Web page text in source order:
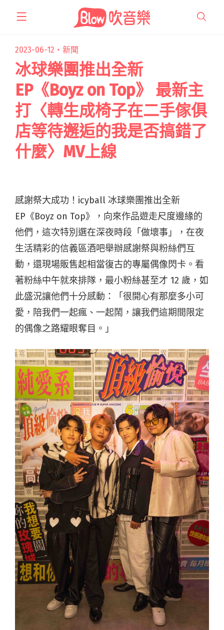
2023-06-12・ 新聞
冰球樂團推出全新
EP《Boyz on Top》 最新主
打〈轉生成椅子在二手傢俱
店等待邂逅的我是否搞錯了
什麼〉MV上線
感謝祭大成功！icyball 冰球樂團推出全新
EP《Boyz on Top》，向來作品遊走尺度邊緣的
他們，這次特別選在深夜時段「做壞事」，在夜
生活精彩的信義區酒吧舉辦感謝祭與粉絲們互
動，還現場販售起相當復古的專屬偶像閃卡。看
著粉絲中午就來排隊，最小粉絲甚至才 12 歲，如
此盛況讓他們十分感動：「很開心有那麼多小可
愛，陪我們一起瘋、一起鬧，讓我們這期間限定
的偶像之路耀眼奪目。」